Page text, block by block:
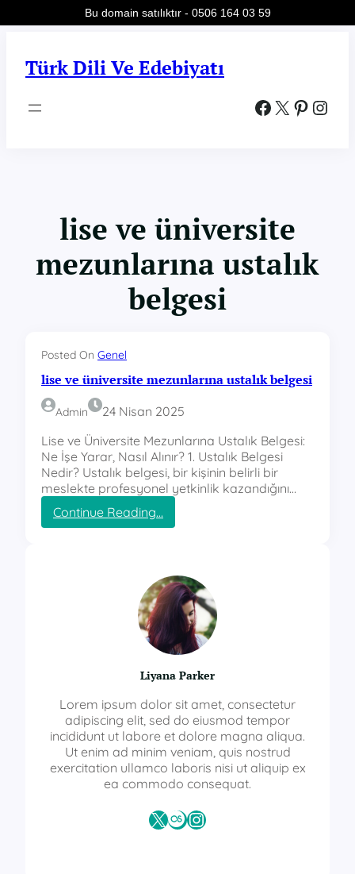
Türk Dili Ve Edebiyatı
Facebook X Pinterest Instagram
lise ve üniversite
mezunlarına ustalık
belgesi
Posted On Genel
lise ve üniversite mezunlarına ustalık belgesi
Admin
24 Nisan 2025
Lise ve Üniversite Mezunlarına Ustalık Belgesi:
Ne İşe Yarar, Nasıl Alınır? 1. Ustalık Belgesi
Nedir? Ustalık belgesi, bir kişinin belirli bir
meslekte profesyonel yetkinlik kazandığını…
Continue Reading…
l
e
v
e
ü
n
i
v
r
s
i
t
e
m
z
u
Liyana Parker
Lorem ipsum dolor sit amet, consectetur
adipiscing elit, sed do eiusmod tempor
incididunt ut labore et dolore magna aliqua.
Ut enim ad minim veniam, quis nostrud
exercitation ullamco laboris nisi ut aliquip ex
ea commodo consequat.
X Last.fmInstagram
Bu domain satılıktır - 0506 164 03 59